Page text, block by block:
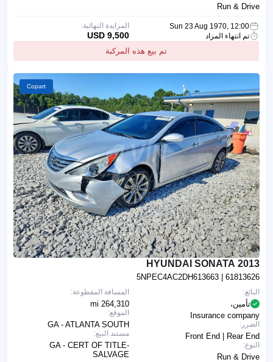
Run & Drive
Sun 23 Aug 1970, 12:00
تم انتهاء المزاد
تم بيع هذه المركبة
المزايدة النهائية:
9,500 USD
Copart
2013 HYUNDAI SONATA
5NPEC4AC2DH613663 | 61813626
المسافة المقطوعة:
264,310 mi
الموقع:
GA - ATLANTA SOUTH
مستند البيع:
GA - CERT OF TITLE-
SALVAGE
البائع:
تأمين،
Insurance company
الضرر:
Front End | Rear End
النوع:
Run & Drive